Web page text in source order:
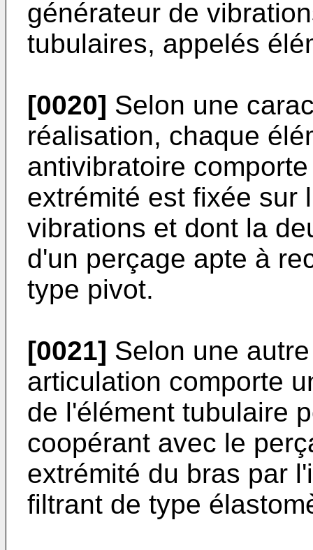
générateur de
tubulaires, appelés
[0020] Selon une
réalisation, chaque
antivibratoire
extrémité est fixée sur
vibrations et dont la
d'un perçage apte à
type pivot.
[0021] Selon une
articulation comporte
de l'élément tubulaire
coopérant avec le
extrémité du bras par
filtrant de type